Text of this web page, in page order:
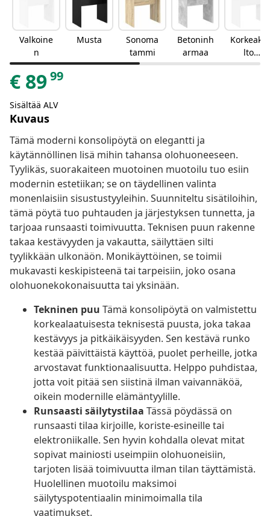
Valkoine
n
Musta
Sonoma
tammi
Betoninh
armaa
Korkeakii
lto
valkoinen
€ 8999
Sisältää ALV
Kuvaus
Tämä moderni konsolipöytä on elegantti ja
käytännöllinen lisä mihin tahansa olohuoneeseen.
Tyylikäs, suorakaiteen muotoinen muotoilu tuo esiin
modernin estetiikan; se on täydellinen valinta
monenlaisiin sisustustyyleihin. Suunniteltu sisätiloihin,
tämä pöytä tuo puhtauden ja järjestyksen tunnetta, ja
tarjoaa runsaasti toimivuutta. Teknisen puun rakenne
takaa kestävyyden ja vakautta, säilyttäen silti
tyylikkään ulkonäön. Monikäyttöinen, se toimii
mukavasti keskipisteenä tai tarpeisiin, joko osana
olohuonekokonaisuutta tai yksinään.
Tekninen puu Tämä konsolipöytä on valmistettu
korkealaatuisesta teknisestä puusta, joka takaa
kestävyys ja pitkäikäisyyden. Sen kestävä runko
kestää päivittäistä käyttöä, puolet perheille, jotka
arvostavat funktionaalisuutta. Helppo puhdistaa,
jotta voit pitää sen siistinä ilman vaivannäköä,
oikein modernille elämäntyylille.
Runsaasti säilytystilaa Tässä pöydässä on
runsaasti tilaa kirjoille, koriste-esineille tai
elektroniikalle. Sen hyvin kohdalla olevat mitat
sopivat mainiosti useimpiin olohuoneisiin,
tarjoten lisää toimivuutta ilman tilan täyttämistä.
Huolellinen muotoilu maksimoi
säilytyspotentiaalin minimoimalla tila
vaatimukset.